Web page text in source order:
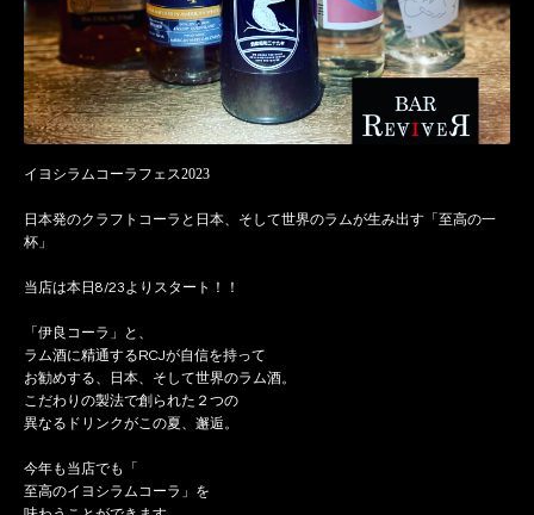
イヨシラムコーラフェス2023
日本発のクラフトコーラと日本、そして世界のラムが生み出す「至高の一
杯」
当店は本日8/23よりスタート！！
「伊良コーラ」と、
ラム酒に精通するRCJが自信を持って
お勧めする、日本、そして世界のラム酒。
こだわりの製法で創られた２つの
異なるドリンクがこの夏、邂逅。
今年も当店でも「
至高のイヨシラムコーラ」を